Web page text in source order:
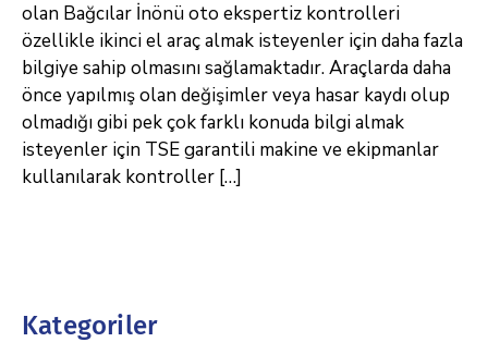
olan Bağcılar İnönü oto ekspertiz kontrolleri
özellikle ikinci el araç almak isteyenler için daha fazla
bilgiye sahip olmasını sağlamaktadır. Araçlarda daha
önce yapılmış olan değişimler veya hasar kaydı olup
olmadığı gibi pek çok farklı konuda bilgi almak
isteyenler için TSE garantili makine ve ekipmanlar
kullanılarak kontroller […]
Kategoriler